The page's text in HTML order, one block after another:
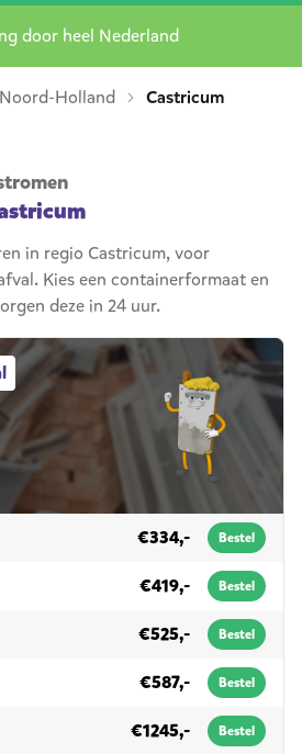
Noord-Holland Castricum
in regio Castricum, voor
Kies een containerformaat en
deze in 24 uur.
€334,- Bestel
€419,- Bestel
€525,- Bestel
bouw en sloopafval€587,- Bestel
€1245,- Bestel